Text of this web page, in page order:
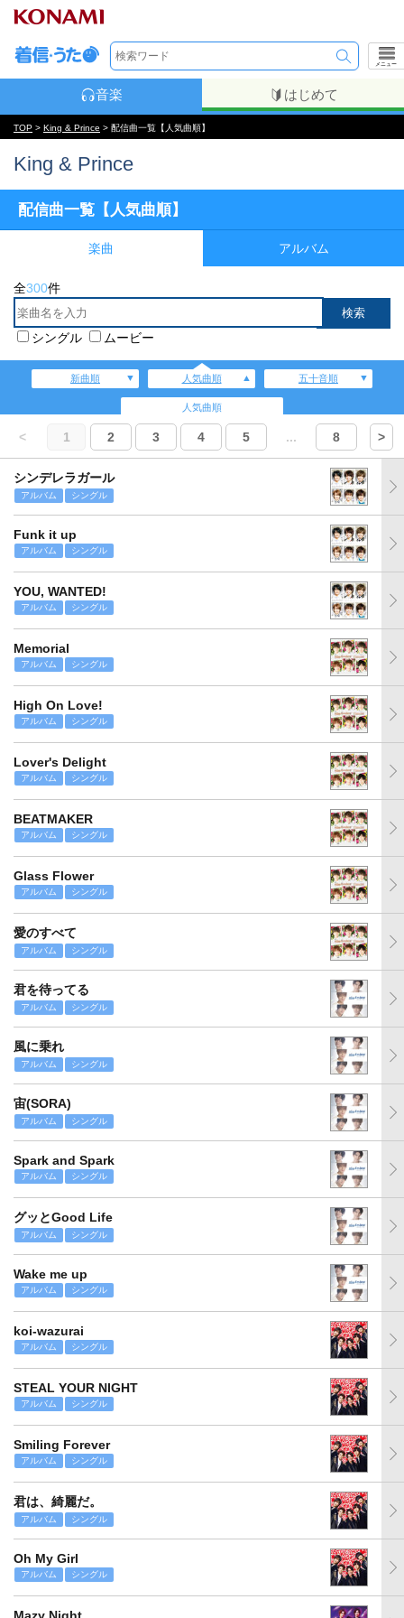
メニュー
音楽 はじめて
TOP > King & Prince > 配信曲一覧【人気曲順】
King & Prince
配信曲一覧【人気曲順】
楽曲 アルバム
全300件
シングル ムービー
新曲順 人気曲順 五十音順
人気曲順
< 1 2 3 4 5 ... 8 >
シンデレラガール
アルバム シングル
Funk it up
アルバム シングル
YOU, WANTED!
アルバム シングル
Memorial
アルバム シングル
High On Love!
アルバム シングル
Lover's Delight
アルバム シングル
BEATMAKER
アルバム シングル
Glass Flower
アルバム シングル
愛のすべて
アルバム シングル
君を待ってる
アルバム シングル
風に乗れ
アルバム シングル
宙(SORA)
アルバム シングル
Spark and Spark
アルバム シングル
グッとGood Life
アルバム シングル
Wake me up
アルバム シングル
koi-wazurai
アルバム シングル
STEAL YOUR NIGHT
アルバム シングル
Smiling Forever
アルバム シングル
君は、綺麗だ。
アルバム シングル
Oh My Girl
アルバム シングル